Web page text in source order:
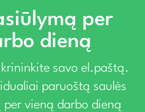
per
dieną
savo el.paštą.
paruoštą saulės
per vieną darbo dieną